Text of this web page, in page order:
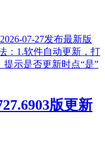
07-27发布最新版
：1.软件自动更新，打
提示是否更新时点“是”
版更新